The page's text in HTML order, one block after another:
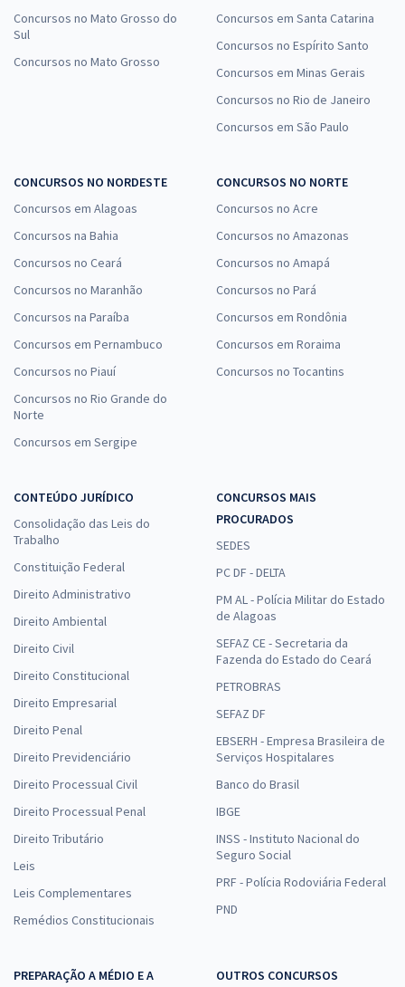
Concursos no Mato Grosso do
Sul
Concursos no Mato Grosso
Concursos em Santa Catarina
Concursos no Espírito Santo
Concursos em Minas Gerais
Concursos no Rio de Janeiro
Concursos em São Paulo
CONCURSOS NO NORDESTE
Concursos em Alagoas
Concursos na Bahia
Concursos no Ceará
Concursos no Maranhão
Concursos na Paraíba
Concursos em Pernambuco
Concursos no Piauí
Concursos no Rio Grande do
Norte
Concursos em Sergipe
CONCURSOS NO NORTE
Concursos no Acre
Concursos no Amazonas
Concursos no Amapá
Concursos no Pará
Concursos em Rondônia
Concursos em Roraima
Concursos no Tocantins
CONTEÚDO JURÍDICO
Consolidação das Leis do
Trabalho
Constituição Federal
Direito Administrativo
Direito Ambiental
Direito Civil
Direito Constitucional
Direito Empresarial
Direito Penal
Direito Previdenciário
Direito Processual Civil
Direito Processual Penal
Direito Tributário
Leis
Leis Complementares
Remédios Constitucionais
CONCURSOS MAIS
PROCURADOS
SEDES
PC DF - DELTA
PM AL - Polícia Militar do Estado
de Alagoas
SEFAZ CE - Secretaria da
Fazenda do Estado do Ceará
PETROBRAS
SEFAZ DF
EBSERH - Empresa Brasileira de
Serviços Hospitalares
Banco do Brasil
IBGE
INSS - Instituto Nacional do
Seguro Social
PRF - Polícia Rodoviária Federal
PND
PREPARAÇÃO A MÉDIO E A
OUTROS CONCURSOS